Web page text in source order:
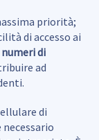
priorità;
di accesso ai
numeri di
ad
di